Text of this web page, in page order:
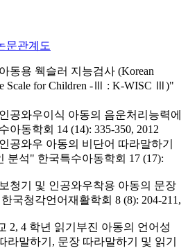
동용 웩슬러 지능검사 (Korean
Scale for Children -Ⅲ : K-WISC Ⅲ)"
공와우이식 아동의 음운처리능력에
아동학회 14 (14): 335-350, 2012
공와우 아동의 비단어 따라말하기
분석" 한국특수아동학회 17 (17):
청기 및 인공와우착용 아동의 문장
국청각언어재활학회 8 (8): 204-211,
2, 4 학년 읽기부진 아동의 언어성
라말하기, 문장 따라말하기 및 읽기